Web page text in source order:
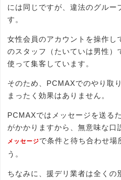
には同じですが、違法のグルー
す。
女性会員のアカウントを操作し
のスタッフ（たいていは男性）
使って集客しています。
そのため、PCMAXでのやり取
まったく効果はありません。
PCMAXではメッセージを送る
がかかりますから、無意味な口
メッセージで条件と待ち合わせ場
う。
ちなみに、援デリ業者は全くの